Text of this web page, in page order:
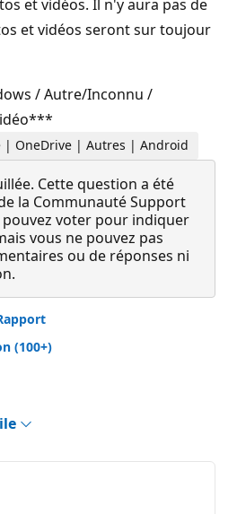
et vidéos. Il n'y aura pas de
et vidéos seront sur toujour
/ Autre/Inconnu /
| OneDrive | Autres | Android
Cette question a été
la Communauté Support
voter pour indiquer
vous ne pouvez pas
ou de réponses ni
(100+)